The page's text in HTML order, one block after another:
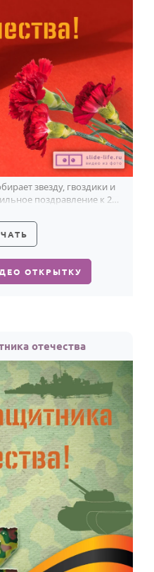
звезду, гвоздики и
поздравление к 23
ОТКРЫТКУ
отечества